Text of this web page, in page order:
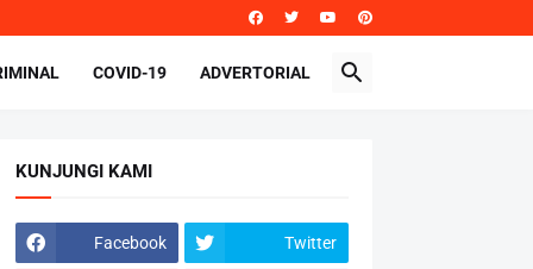
COVID-19 ADVERTORIAL
KUNJUNGI KAMI
Facebook Twitter